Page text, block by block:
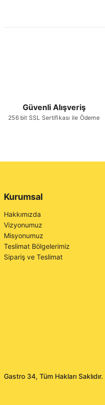
Güvenli Alışveriş
256 bit SSL Sertifikası ile Ödeme
Kurumsal
Hakkımızda
Vizyonumuz
Misyonumuz
Teslimat Bölgelerimiz
Sipariş ve Teslimat
Gastro 34, Tüm Hakları Saklıdır.